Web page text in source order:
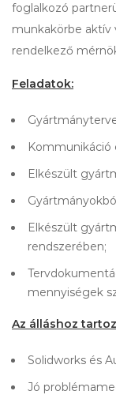
foglalkozó
munkakörbe aktív
rendelkező
Feladatok:
Kommunikáció
Elkészült
Elkészült
rendszerében;
mennyiségek
Az álláshoz
Solidworks és
Jó